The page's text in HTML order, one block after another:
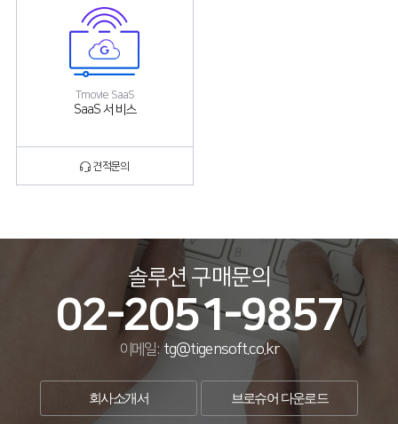
Tmovie SaaS
SaaS 서비스
견적문의
솔루션 구매문의
02-2051-9857
이메일:tg@tigensoft.co.kr
회사소개서 브로슈어 다운로드